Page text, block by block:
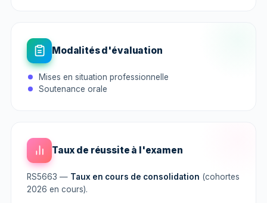
Modalités d'évaluation
Mises en situation professionnelle
Soutenance orale
Taux de réussite à l'examen
RS5663 — Taux en cours de consolidation (cohortes
2026 en cours).